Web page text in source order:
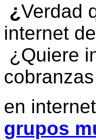
¿Verdad
internet
¿Quiere
en
grupos